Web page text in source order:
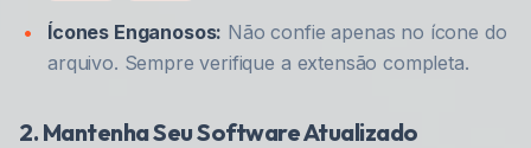
Ícones Enganosos: Não confie apenas no ícone do
arquivo. Sempre verifique a extensão completa.
2. Mantenha Seu Software Atualizado